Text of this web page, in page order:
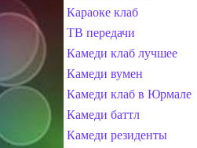
Караоке клаб
ТВ передачи
Камеди клаб лучшее
Камеди вумен
Камеди клаб в Юрмале
Камеди баттл
Камеди резиденты